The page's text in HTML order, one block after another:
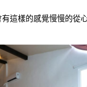
這樣的感覺慢慢的從